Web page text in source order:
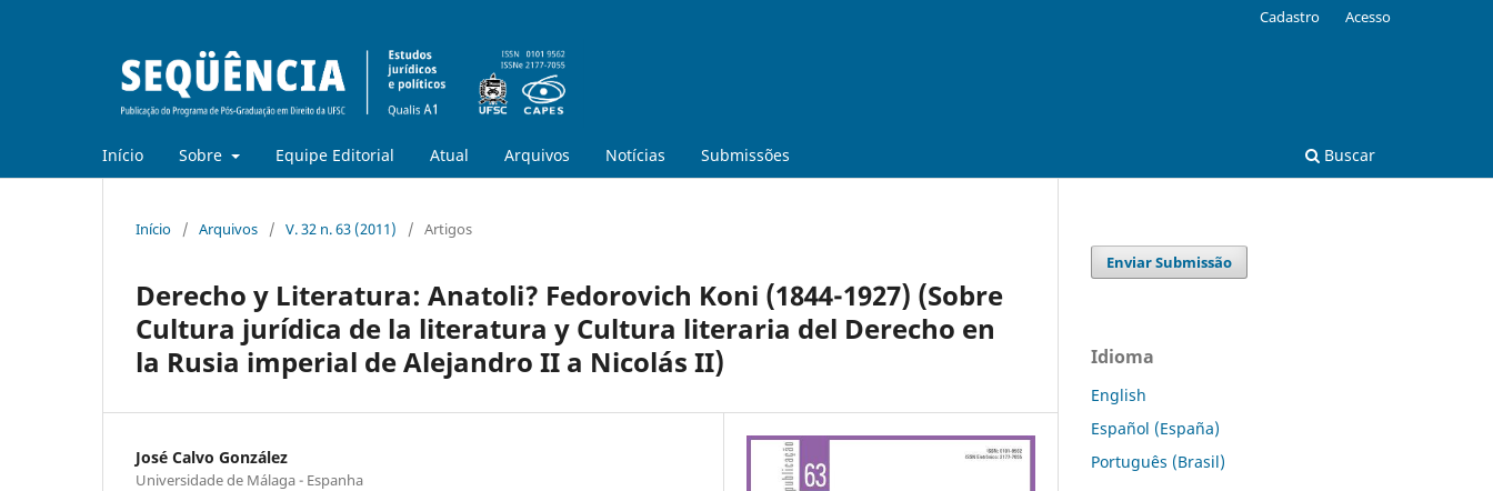
Início Sobre Equipe Editorial Atual Arquivos Notícias Submissões Buscar
Cadastro Acesso
Início / Arquivos / V. 32 n. 63 (2011) / Artigos
Derecho y Literatura: Anatoli? Fedorovich Koni (1844-1927) (Sobre
Cultura jurídica de la literatura y Cultura literaria del Derecho en
la Rusia imperial de Alejandro II a Nicolás II)
José Calvo González
Universidade de Málaga - Espanha
Enviar Submissão
Idioma
English
Español (España)
Português (Brasil)